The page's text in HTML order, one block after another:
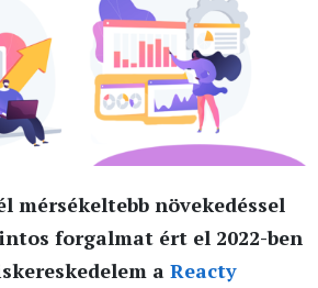
mérsékeltebb növekedéssel
forgalmat ért el 2022-ben
a Reacty